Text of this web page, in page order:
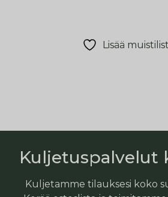
Lisää
Kuljetuspalvelut
Kuljetamme tilauksesi koko